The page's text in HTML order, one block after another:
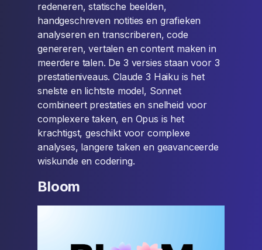
redeneren, statische beelden,
handgeschreven notities en grafieken
analyseren en transcriberen, code
genereren, vertalen en content maken in
meerdere talen. De 3 versies staan voor 3
prestatieniveaus. Claude 3 Haiku is het
snelste en lichtste model, Sonnet
combineert prestaties en snelheid voor
complexere taken, en Opus is het
krachtigst, geschikt voor complexe
analyses, langere taken en geavanceerde
wiskunde en codering.
Bloom